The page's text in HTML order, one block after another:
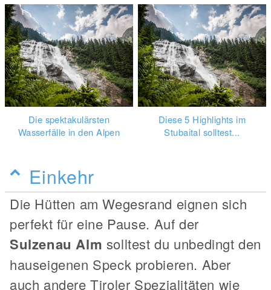
Die spektakulärsten
Wasserfälle in den Alpen
Diese 5 Highlights im
Stubaital solltest...
Einkehr
Die Hütten am Wegesrand eignen sich
perfekt für eine Pause. Auf der
Sulzenau Alm solltest du unbedingt den
hauseigenen Speck probieren. Aber
auch andere Tiroler Spezialitäten wie